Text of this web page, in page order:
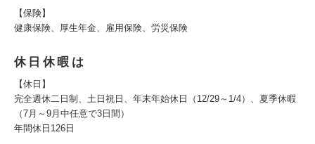
【保険】
健康保険、厚生年金、雇用保険、労災保険
休日休暇は
【休日】
完全週休二日制、土日祝日、年末年始休日（12/29～1/4）、夏季休暇
（7月～9月中任意で3日間）
年間休日126日